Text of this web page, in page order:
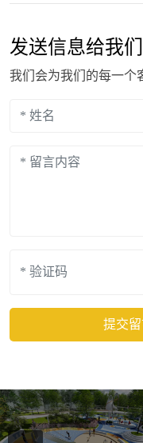
发送信息给我们
我们会为我们的每一个
提交